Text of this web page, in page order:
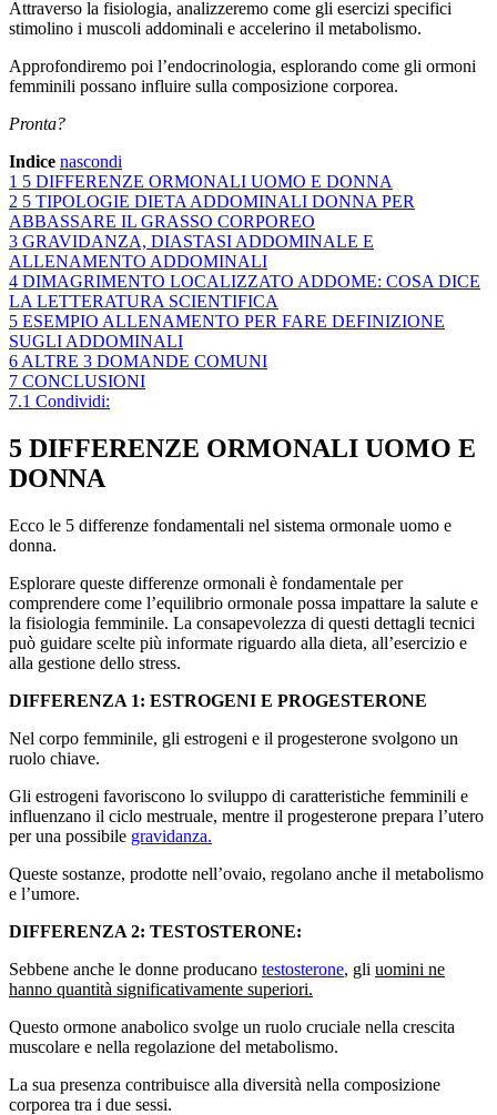
Attraverso la fisiologia, analizzeremo come gli esercizi specifici
stimolino i muscoli addominali e accelerino il metabolismo.
Approfondiremo poi l’endocrinologia, esplorando come gli ormoni
femminili possano influire sulla composizione corporea.
Pronta?
Indice nascondi
1 5 DIFFERENZE ORMONALI UOMO E DONNA
2 5 TIPOLOGIE DIETA ADDOMINALI DONNA PER
ABBASSARE IL GRASSO CORPOREO
3 GRAVIDANZA, DIASTASI ADDOMINALE E
ALLENAMENTO ADDOMINALI
4 DIMAGRIMENTO LOCALIZZATO ADDOME: COSA DICE
LA LETTERATURA SCIENTIFICA
5 ESEMPIO ALLENAMENTO PER FARE DEFINIZIONE
SUGLI ADDOMINALI
6 ALTRE 3 DOMANDE COMUNI
7 CONCLUSIONI
7.1 Condividi:
5 DIFFERENZE ORMONALI UOMO E
DONNA
Ecco le 5 differenze fondamentali nel sistema ormonale uomo e
donna.
Esplorare queste differenze ormonali è fondamentale per
comprendere come l’equilibrio ormonale possa impattare la salute e
la fisiologia femminile. La consapevolezza di questi dettagli tecnici
può guidare scelte più informate riguardo alla dieta, all’esercizio e
alla gestione dello stress.
DIFFERENZA 1: ESTROGENI E PROGESTERONE
Nel corpo femminile, gli estrogeni e il progesterone svolgono un
ruolo chiave.
Gli estrogeni favoriscono lo sviluppo di caratteristiche femminili e
influenzano il ciclo mestruale, mentre il progesterone prepara l’utero
per una possibile gravidanza.
Queste sostanze, prodotte nell’ovaio, regolano anche il metabolismo
e l’umore.
DIFFERENZA 2: TESTOSTERONE:
Sebbene anche le donne producano testosterone, gli uomini ne
hanno quantità significativamente superiori.
Questo ormone anabolico svolge un ruolo cruciale nella crescita
muscolare e nella regolazione del metabolismo.
La sua presenza contribuisce alla diversità nella composizione
corporea tra i due sessi.